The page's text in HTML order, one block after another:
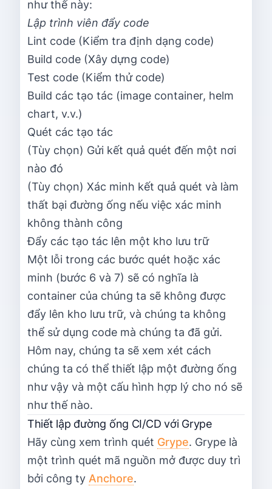
như thế này:
Lập trình viên đẩy code
Lint code (Kiểm tra định dạng code)
Build code (Xây dựng code)
Test code (Kiểm thử code)
Build các tạo tác (image container, helm
chart, v.v.)
Quét các tạo tác
(Tùy chọn) Gửi kết quả quét đến một nơi
nào đó
(Tùy chọn) Xác minh kết quả quét và làm
thất bại đường ống nếu việc xác minh
không thành công
Đẩy các tạo tác lên một kho lưu trữ
Một lỗi trong các bước quét hoặc xác
minh (bước 6 và 7) sẽ có nghĩa là
container của chúng ta sẽ không được
đẩy lên kho lưu trữ, và chúng ta không
thể sử dụng code mà chúng ta đã gửi.
Hôm nay, chúng ta sẽ xem xét cách
chúng ta có thể thiết lập một đường ống
như vậy và một cấu hình hợp lý cho nó sẽ
như thế nào.
Thiết lập đường ống CI/CD với Grype
Hãy cùng xem trình quét Grype. Grype là
một trình quét mã nguồn mở được duy trì
bởi công ty Anchore.